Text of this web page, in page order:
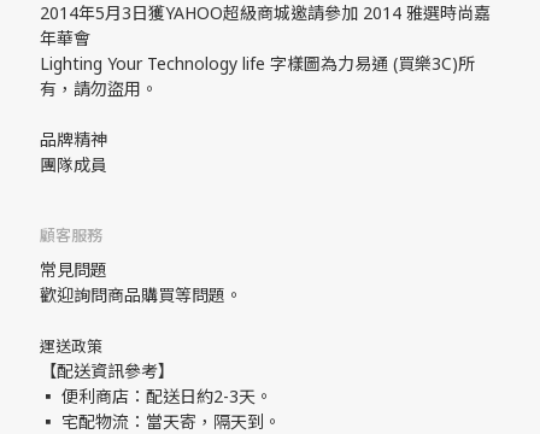
2014年5月3日獲YAHOO超級商城邀請參加 2014 雅選時尚嘉
年華會
Lighting Your Technology life 字樣圖為力易通 (買樂3C)所
有，請勿盜用。
品牌精神
團隊成員
顧客服務
常見問題
歡迎詢問商品購買等問題。
運送政策
【配送資訊參考】
▪ 便利商店：配送日約2-3天。
▪ 宅配物流：當天寄，隔天到。